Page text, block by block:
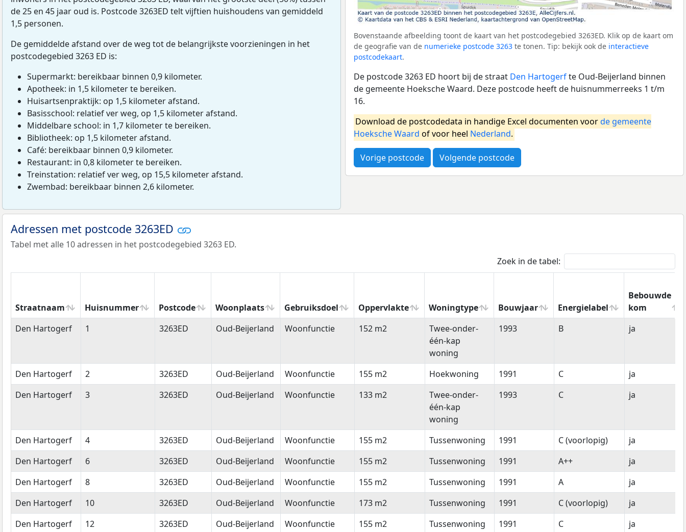
de 25 en 45 jaar oud is. Postcode 3263ED telt vijftien huishoudens van gemiddeld
1,5 personen.
De gemiddelde afstand over de weg tot de belangrijkste voorzieningen in het
postcodegebied 3263 ED is:
Supermarkt: bereikbaar binnen 0,9 kilometer.
Apotheek: in 1,5 kilometer te bereiken.
Huisartsenpraktijk: op 1,5 kilometer afstand.
Basisschool: relatief ver weg, op 1,5 kilometer afstand.
Middelbare school: in 1,7 kilometer te bereiken.
Bibliotheek: op 1,5 kilometer afstand.
Café: bereikbaar binnen 0,9 kilometer.
Restaurant: in 0,8 kilometer te bereiken.
Treinstation: relatief ver weg, op 15,5 kilometer afstand.
Zwembad: bereikbaar binnen 2,6 kilometer.
Bovenstaande afbeelding toont de kaart van het postcodegebied 3263ED. Klik op de kaart om
de geografie van de numerieke postcode 3263 te tonen. Tip: bekijk ook de interactieve
postcodekaart.
De postcode 3263 ED hoort bij de straat Den Hartogerfte Oud-Beijerland binnen
de gemeente Hoeksche Waard. Deze postcode heeft de huisnummerreeks 1 t/m
16.
Download de postcodedata in handige Excel documenten voorde gemeente
Hoeksche Waard of voor heel Nederland.
Vorige postcode Volgende postcode
Adressen met postcode 3263ED
Tabel met alle 10 adressen in het postcodegebied 3263 ED.
Zoek in de tabel:
Straatnaam Huisnummer Postcode Woonplaats Gebruiksdoel Oppervlakte Woningtype Bouwjaar Energielabel
Bebouwde
kom
Straatnaam
Huisnummer Postcode Woonplaats Gebruiksdoel Oppervlakte Woningtype Bouwjaar Energielabel
Bebouwde
kom
Den Hartogerf 1 3263ED Oud-Beijerland Woonfunctie 152 m2
Twee-onder-
één-kap
woning
1993 B ja
Den Hartogerf 2 3263ED Oud-Beijerland Woonfunctie 155 m2 Hoekwoning 1991 C
ja
Den Hartogerf
3 3263ED Oud-Beijerland Woonfunctie 133 m2
Twee-onder-
één-kap
woning
1993 C ja
Den Hartogerf 4 3263ED Oud-Beijerland Woonfunctie 155 m2 Tussenwoning 1991 C (voorlopig)
ja
Den Hartogerf
6 3263ED Oud-Beijerland Woonfunctie 155 m2 Tussenwoning 1991 A++
ja
Den Hartogerf
8 3263ED Oud-Beijerland Woonfunctie 155 m2 Tussenwoning 1991 A
ja
Den Hartogerf
10 3263ED Oud-Beijerland Woonfunctie 173 m2 Tussenwoning 1991 C (voorlopig)
ja
Den Hartogerf
12 3263ED Oud-Beijerland Woonfunctie 155 m2 Tussenwoning 1991 C ja